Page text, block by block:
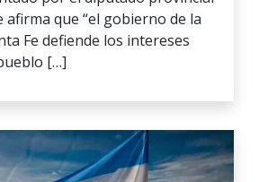
afirma que “el gobierno de la
Fe defiende los intereses
[…]